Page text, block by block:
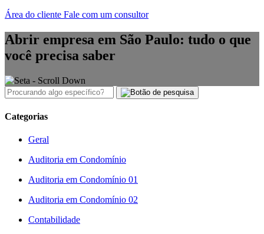
Área do cliente Fale com um consultor
Abrir empresa em São Paulo: tudo o que
você precisa saber
Categorias
Geral
Auditoria em Condomínio
Auditoria em Condomínio 01
Auditoria em Condomínio 02
Contabilidade